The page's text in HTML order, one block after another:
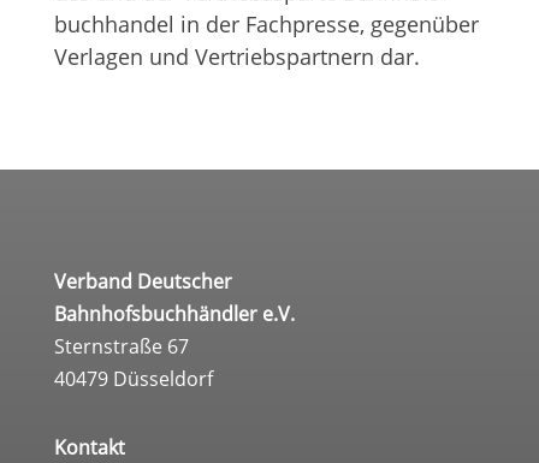
buch­han­del in der Fach­presse, gegen­über
Ver­la­gen und Ver­triebs­part­nern dar.
Verband Deutscher
Bahnhofsbuchhändler e.V.
Sternstraße 67
40479 Düsseldorf
Kontakt